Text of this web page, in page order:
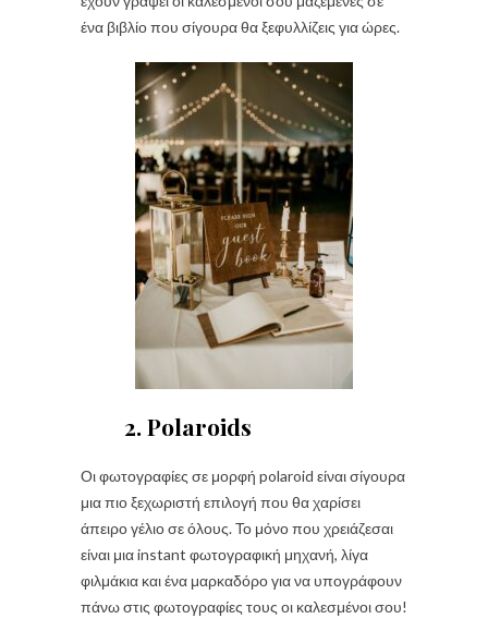
ένα βιβλίο που σίγουρα θα ξεφυλλίζεις για ώρες.
2. Polaroids
Οι φωτογραφίες σε μορφή polaroid είναι σίγουρα
μια πιο ξεχωριστή επιλογή που θα χαρίσει
άπειρο γέλιο σε όλους. Το μόνο που χρειάζεσαι
είναι μια instant φωτογραφική μηχανή, λίγα
φιλμάκια και ένα μαρκαδόρο για να υπογράφουν
πάνω στις φωτογραφίες τους οι καλεσμένοι σου!